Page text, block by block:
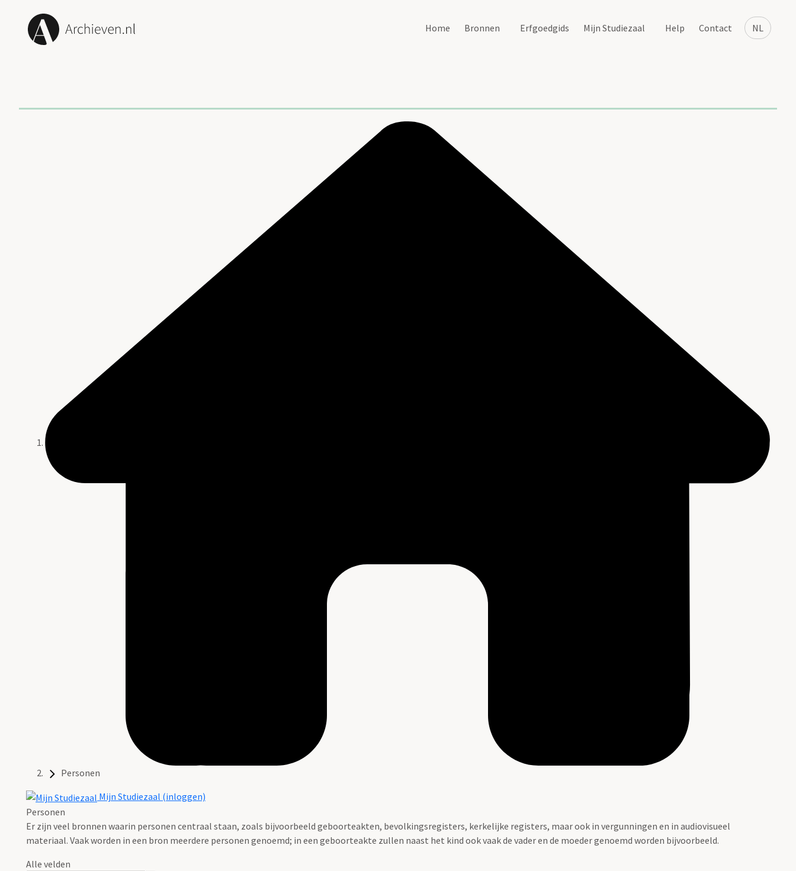
NL
Home Bronnen Erfgoedgids Mijn Studiezaal Help Contact
Personen
Mijn Studiezaal (inloggen)
Personen
Er zijn veel bronnen waarin personen centraal staan, zoals bijvoorbeeld geboorteakten, bevolkingsregisters, kerkelijke registers, maar ook in vergunningen en in audiovisueel
materiaal. Vaak worden in een bron meerdere personen genoemd; in een geboorteakte zullen naast het kind ook vaak de vader en de moeder genoemd worden bijvoorbeeld.
Alle velden